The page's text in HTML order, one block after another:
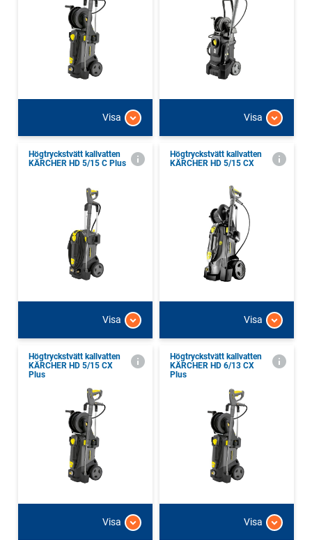
Visa Visa
Högtryckstvätt kallvatten
KÄRCHER HD 5/15 C Plus
Visa
Högtryckstvätt kallvatten
KÄRCHER HD 5/15 CX
Visa
Högtryckstvätt kallvatten
KÄRCHER HD 5/15 CX
Plus
Visa
Högtryckstvätt kallvatten
KÄRCHER HD 6/13 CX
Plus
Visa